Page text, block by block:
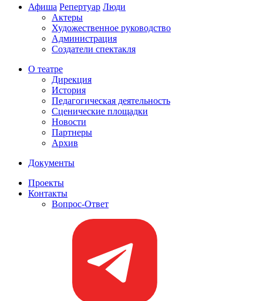
Афиша Репертуар Люди
Актеры
Художественное руководство
Администрация
Создатели спектакля
О театре
Дирекция
История
Педагогическая деятельность
Сценические площадки
Новости
Партнеры
Архив
Документы
Проекты
Контакты
Вопрос-Ответ